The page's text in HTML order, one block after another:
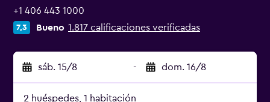
+1 406 443 1000
7,3 Bueno 1.817 calificaciones verificadas
sáb. 15/8 - dom. 16/8
2 huéspedes, 1 habitación